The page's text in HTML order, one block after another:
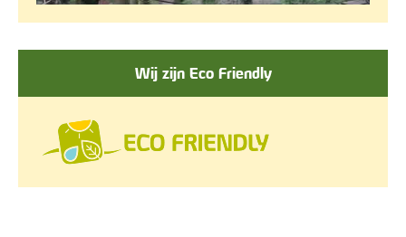
Wij zijn Eco Friendly